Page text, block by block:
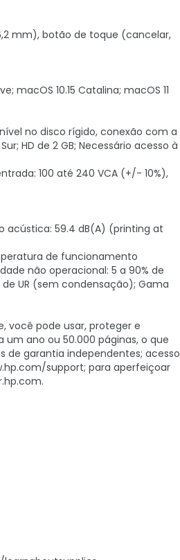
mm), botão de toque (cancelar,
macOS 10.15 Catalina; macOS 11
no disco rígido, conexão com a
HD de 2 GB; Necessário acesso à
100 até 240 VCA (+/- 10%),
acústica: 59.4 dB(A) (printing at
de funcionamento
não operacional: 5 a 90% de
UR (sem condensação); Gama
você pode usar, proteger e
ano ou 50.000 páginas, o que
de garantia independentes; acesso
support; para aperfeiçoar